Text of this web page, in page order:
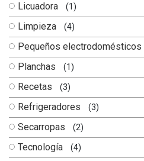
Licuadora (1)
Limpieza (4)
Pequeños electrodomésticos
Planchas (1)
Recetas (3)
Refrigeradores (3)
Secarropas (2)
Tecnología (4)